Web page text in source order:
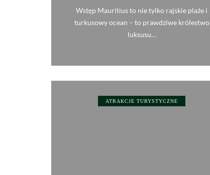
Wstęp Mauritius to nie tylko rajskie plaże i
turkusowy ocean – to prawdziwe królestwo
luksusu…
ATRAKCJE TURYSTYCZNE